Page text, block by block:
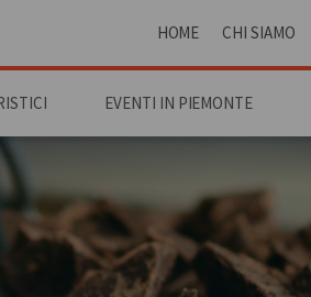
HOME CHI SIAMO
EVENTI IN PIEMONTE